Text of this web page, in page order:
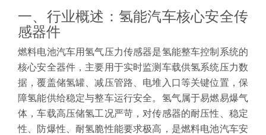
一、行业概述：氢能汽车核心安全传
感器件
燃料电池汽车用氢气压力传感器是氢能整车控制系统的
核心安全器件，主要用于实时监测车载供氢系统压力数
据，覆盖储氢罐、减压管路、电堆入口等关键位置，保
障氢能供给稳定与整车运行安全。氢气属于易燃易爆气
体，车载高压储氢工况严苛，对传感器的耐压性、稳定
性、防爆性、耐氢脆性能要求极高，是燃料电池汽车安